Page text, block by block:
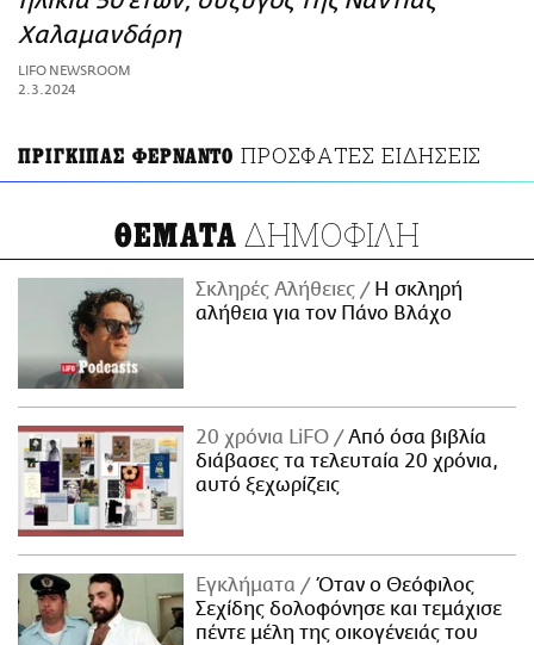
ΑΜΠΑ
PRINT
Χαλαμανδάρη
LIFO NEWSROOM
2.3.2024
ΠΡΙΓΚΙΠΑΣ ΦΕΡΝΑΝΤΟ ΠΡΟΣΦΑΤΕΣ ΕΙΔΗΣΕΙΣ
ΘΕΜΑΤΑ ΔΗΜΟΦΙΛΗ
Σκληρές Αλήθειες
H σκληρή
αλήθεια για τον Πάνο Βλάχο
20 χρόνια LiFO
Από όσα βιβλία
διάβασες τα τελευταία 20 χρόνια,
αυτό ξεχωρίζεις
Εγκλήματα
Όταν ο Θεόφιλος
Σεχίδης δολοφόνησε και τεμάχισε
πέντε μέλη της οικογένειάς του